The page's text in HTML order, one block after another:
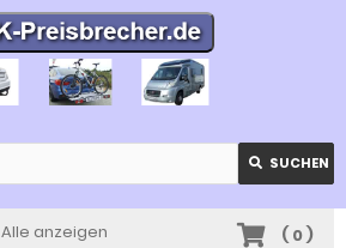
SUCHEN
Alle anzeigen ( 0)